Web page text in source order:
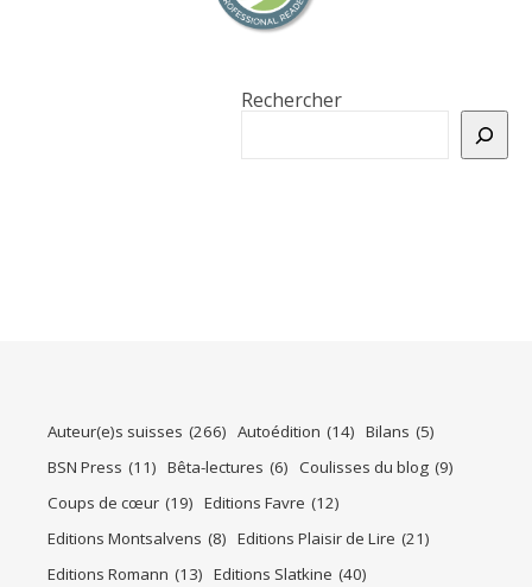
Rechercher
Auteur(e)s suisses (266) Autoédition (14) Bilans (5)
BSN Press (11) Bêta-lectures (6) Coulisses du blog (9)
Coups de cœur (19) Editions Favre (12)
Editions Montsalvens (8) Editions Plaisir de Lire (21)
Editions Romann (13) Editions Slatkine (40)